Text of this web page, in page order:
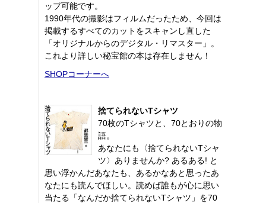
ップ可能です。
1990年代の撮影はフィルムだったため、今回は
掲載するすべてのカットをスキャンし直した
「オリジナルからのデジタル・リマスター」。
これより詳しい秘宝館の本は存在しません！
SHOPコーナーへ
捨てられないTシャツ
70枚のTシャツと、70とおりの物
語。
あなたにも〈捨てられないTシャ
ツ〉ありませんか? あるある! と
思い浮かんだあなたも、あるかなあと思ったあ
なたにも読んでほしい。読めば誰もが心に思い
当たる「なんだか捨てられないTシャツ」を70